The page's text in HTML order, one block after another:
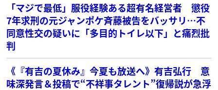
「マジで最低」服役経験ある超有名経営者 懲役
7年求刑の元ジャンポケ斉藤被告をバッサリ…不
同意性交の疑いに「多目的トイレ以下」と痛烈批
判
《『有吉の夏休み』今夏も放送へ》有吉弘行 意
味深発言＆投稿で“不祥事タレント”復帰説が急浮